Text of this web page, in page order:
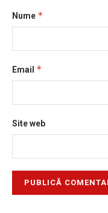
Nume *
Email *
Site web